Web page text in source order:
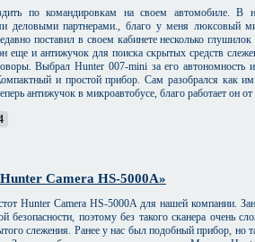
по командировкам на своем автомобиле.
деловыми партнерами., благо у меня люксовый
поставил в своем кабинете несколько
еще и антижучок для поиска скрытых средств
Выбрал Hunter 007-mini за его автономность
и простой прибор. Сам разобрался как им
антижучок в микроавтобусе, благо работает он
Camera HS-5000A»
Hunter Camera HS-5000A для нашей компании.
безопасности, поэтому без такого сканера очень
слежения. Ранее у нас был подобный прибор, но